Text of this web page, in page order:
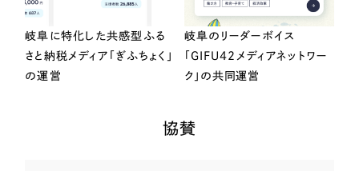
岐阜に特化した共感型ふる
さと納税メディア「ぎふちょく」
の運営
岐阜のリーダーボイス
「GIFU42メディアネットワー
ク」の共同運営
協賛